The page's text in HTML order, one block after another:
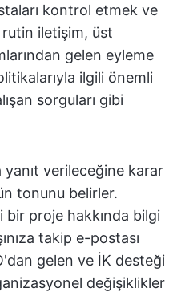
kontrol etmek ve
rutin iletişim, üst
gelen eyleme
ilgili önemli
sorguları gibi
verileceğine karar
tonunu belirler.
proje hakkında bilgi
takip e-postası
gelen ve İK desteği
değişiklikler